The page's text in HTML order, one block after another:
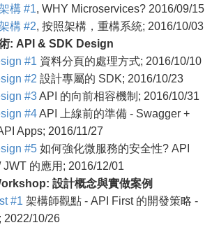
構 #1, WHY Microservices? 2016/09/15
構 #2, 按照架構，重構系統; 2016/10/03
: API & SDK Design
#1 資料分頁的處理方式; 2016/10/10
#2 設計專屬的 SDK; 2016/10/23
#3API 的向前相容機制; 2016/10/31
#4API 上線前的準備 - Swagger +
Apps; 2016/11/27
#5 如何強化微服務的安全性? API
JWT 的應用; 2016/12/01
設計概念與實做案例
#1 架構師觀點 - API First 的開發策略 -
2022/10/26